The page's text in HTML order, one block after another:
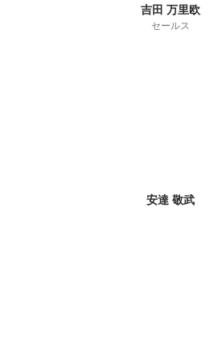
吉田 万里欧
セールス
安達 敬武